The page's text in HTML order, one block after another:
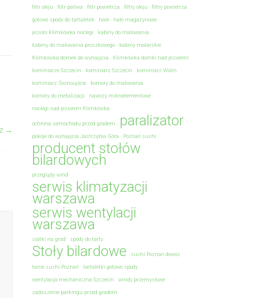
→
filtr oleju
filtr paliwa filtr powietrza filtry oleju
filtry powietrza
gotowe spody do tartaletek
hale
hale magazynowe
jezioro Klimkówka noclegi
kabiny do malowania
kabiny do malowania proszkowego
kabiny malarskie
Klimkówka domek do wynajęcia
Klimkówka domki nad jeziorem
kominiarze Szczecin
kominiarz Szczecin
kominiarz Wolin
kominiarz Świnoujście
komory do malowania
komory do metalizacji
nawozy mikroelementowe
noclegi nad jeziorem Klimkówka
ochrona samochodu przed gradem paralizator
pokoje do wynajęcia Jastrzębia Góra Poznań sushi
producent stołów
bilardowych
przeglądy wind
serwis klimatyzacji
warszawa
serwis wentylacji
warszawa
siatki na grad spody do tarty
Stoły bilardowe
sushi Poznań dowóz
tanie sushi Poznań
tartaletki gotowe spody
wentylacja mechaniczna Szczecin
windy przemysłowe
zadaszenie parkingu przed gradem